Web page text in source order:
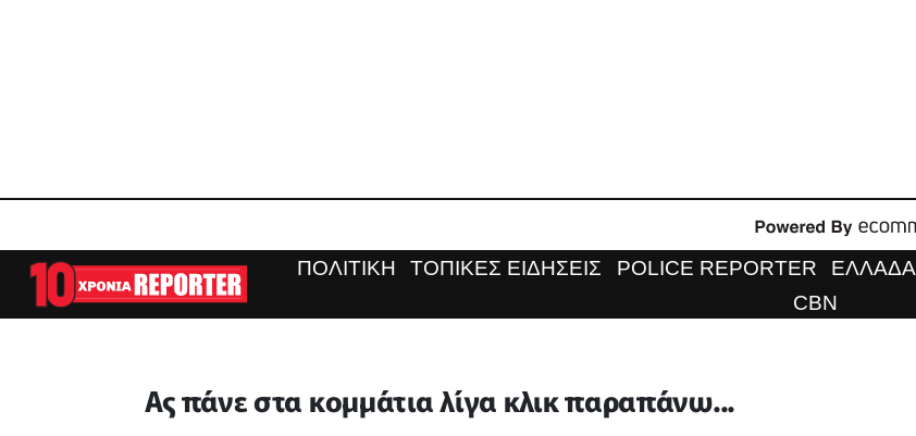
ΠΟΛΙΤΙΚΗ ΤΟΠΙΚΕΣ ΕΙΔΗΣΕΙΣ POLICE REPORTER ΕΛΛΑΔΑ
CBN
Ας πάνε στα κομμάτια λίγα κλικ παραπάνω...